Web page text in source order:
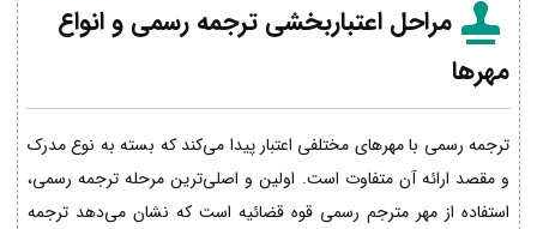
مراحل اعتباربخشی ترجمه رسمی و انواع
مهرها
ترجمه رسمی با مهرهای مختلفی اعتبار پیدا می‌کند که بسته به نوع مدرک
و مقصد ارائه آن متفاوت است. اولین و اصلی‌ترین مرحله ترجمه رسمی،
استفاده از مهر مترجم رسمی قوه قضائیه است که نشان می‌دهد ترجمه